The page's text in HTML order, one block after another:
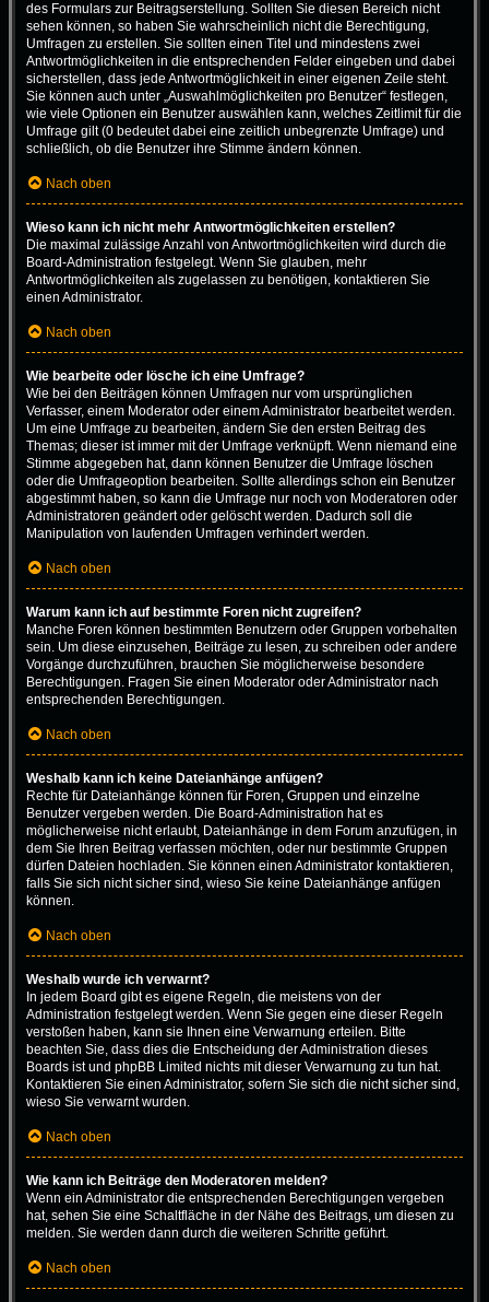
des Formulars zur Beitragserstellung. Sollten Sie diesen Bereich nicht
sehen können, so haben Sie wahrscheinlich nicht die Berechtigung,
Umfragen zu erstellen. Sie sollten einen Titel und mindestens zwei
Antwortmöglichkeiten in die entsprechenden Felder eingeben und dabei
sicherstellen, dass jede Antwortmöglichkeit in einer eigenen Zeile steht.
Sie können auch unter „Auswahlmöglichkeiten pro Benutzer“ festlegen,
wie viele Optionen ein Benutzer auswählen kann, welches Zeitlimit für die
Umfrage gilt (0 bedeutet dabei eine zeitlich unbegrenzte Umfrage) und
schließlich, ob die Benutzer ihre Stimme ändern können.
Nach oben
Wieso kann ich nicht mehr Antwortmöglichkeiten erstellen?
Die maximal zulässige Anzahl von Antwortmöglichkeiten wird durch die
Board-Administration festgelegt. Wenn Sie glauben, mehr
Antwortmöglichkeiten als zugelassen zu benötigen, kontaktieren Sie
einen Administrator.
Nach oben
Wie bearbeite oder lösche ich eine Umfrage?
Wie bei den Beiträgen können Umfragen nur vom ursprünglichen
Verfasser, einem Moderator oder einem Administrator bearbeitet werden.
Um eine Umfrage zu bearbeiten, ändern Sie den ersten Beitrag des
Themas; dieser ist immer mit der Umfrage verknüpft. Wenn niemand eine
Stimme abgegeben hat, dann können Benutzer die Umfrage löschen
oder die Umfrageoption bearbeiten. Sollte allerdings schon ein Benutzer
abgestimmt haben, so kann die Umfrage nur noch von Moderatoren oder
Administratoren geändert oder gelöscht werden. Dadurch soll die
Manipulation von laufenden Umfragen verhindert werden.
Nach oben
Warum kann ich auf bestimmte Foren nicht zugreifen?
Manche Foren können bestimmten Benutzern oder Gruppen vorbehalten
sein. Um diese einzusehen, Beiträge zu lesen, zu schreiben oder andere
Vorgänge durchzuführen, brauchen Sie möglicherweise besondere
Berechtigungen. Fragen Sie einen Moderator oder Administrator nach
entsprechenden Berechtigungen.
Nach oben
Weshalb kann ich keine Dateianhänge anfügen?
Rechte für Dateianhänge können für Foren, Gruppen und einzelne
Benutzer vergeben werden. Die Board-Administration hat es
möglicherweise nicht erlaubt, Dateianhänge in dem Forum anzufügen, in
dem Sie Ihren Beitrag verfassen möchten, oder nur bestimmte Gruppen
dürfen Dateien hochladen. Sie können einen Administrator kontaktieren,
falls Sie sich nicht sicher sind, wieso Sie keine Dateianhänge anfügen
können.
Nach oben
Weshalb wurde ich verwarnt?
In jedem Board gibt es eigene Regeln, die meistens von der
Administration festgelegt werden. Wenn Sie gegen eine dieser Regeln
verstoßen haben, kann sie Ihnen eine Verwarnung erteilen. Bitte
beachten Sie, dass dies die Entscheidung der Administration dieses
Boards ist und phpBB Limited nichts mit dieser Verwarnung zu tun hat.
Kontaktieren Sie einen Administrator, sofern Sie sich die nicht sicher sind,
wieso Sie verwarnt wurden.
Nach oben
Wie kann ich Beiträge den Moderatoren melden?
Wenn ein Administrator die entsprechenden Berechtigungen vergeben
hat, sehen Sie eine Schaltfläche in der Nähe des Beitrags, um diesen zu
melden. Sie werden dann durch die weiteren Schritte geführt.
Nach oben